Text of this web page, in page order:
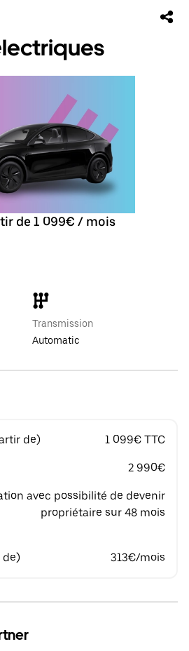
de 1 099€ / mois
Transmission
Automatic
de) 1 099€ TTC
2 990€
avec possibilité de devenir
propriétaire sur 48 mois
de) 313€/mois